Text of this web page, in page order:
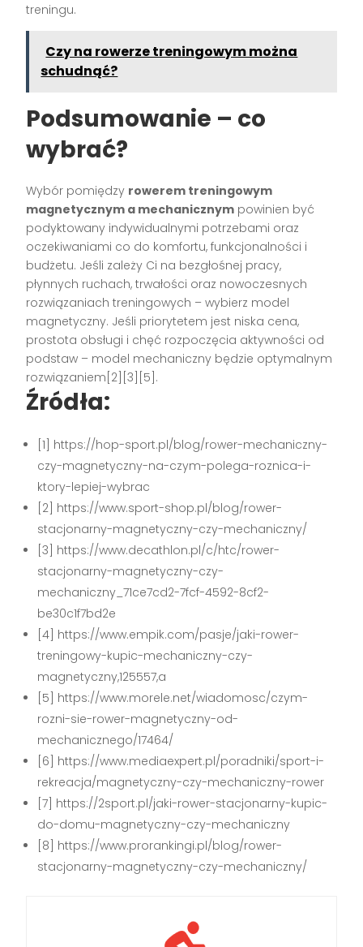
treningu.
Czy na rowerze treningowym można
schudnąć?
Podsumowanie – co
wybrać?
Wybór pomiędzy rowerem treningowym
magnetycznym a mechanicznym powinien być
podyktowany indywidualnymi potrzebami oraz
oczekiwaniami co do komfortu, funkcjonalności i
budżetu. Jeśli zależy Ci na bezgłośnej pracy,
płynnych ruchach, trwałości oraz nowoczesnych
rozwiązaniach treningowych – wybierz model
magnetyczny. Jeśli priorytetem jest niska cena,
prostota obsługi i chęć rozpoczęcia aktywności od
podstaw – model mechaniczny będzie optymalnym
rozwiązaniem[2][3][5].
Źródła:
[1] https://hop-sport.pl/blog/rower-mechaniczny-
czy-magnetyczny-na-czym-polega-roznica-i-
ktory-lepiej-wybrac
[2] https://www.sport-shop.pl/blog/rower-
stacjonarny-magnetyczny-czy-mechaniczny/
[3] https://www.decathlon.pl/c/htc/rower-
stacjonarny-magnetyczny-czy-
mechaniczny_71ce7cd2-7fcf-4592-8cf2-
be30c1f7bd2e
[4] https://www.empik.com/pasje/jaki-rower-
treningowy-kupic-mechaniczny-czy-
magnetyczny,125557,a
[5] https://www.morele.net/wiadomosc/czym-
rozni-sie-rower-magnetyczny-od-
mechanicznego/17464/
[6] https://www.mediaexpert.pl/poradniki/sport-i-
rekreacja/magnetyczny-czy-mechaniczny-rower
[7] https://2sport.pl/jaki-rower-stacjonarny-kupic-
do-domu-magnetyczny-czy-mechaniczny
[8] https://www.prorankingi.pl/blog/rower-
stacjonarny-magnetyczny-czy-mechaniczny/